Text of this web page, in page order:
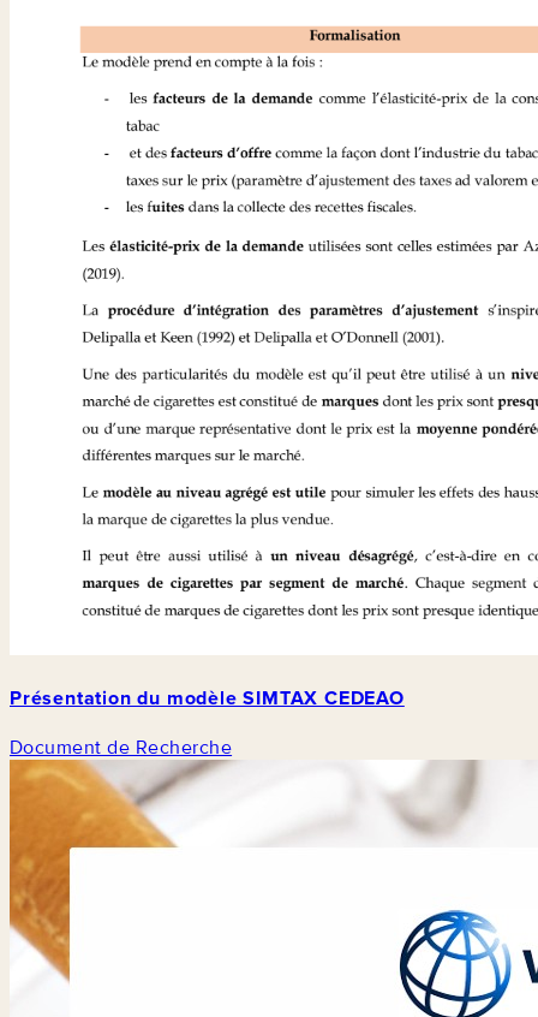
Présentation du modèle SIMTAX CEDEAO
Document de Recherche